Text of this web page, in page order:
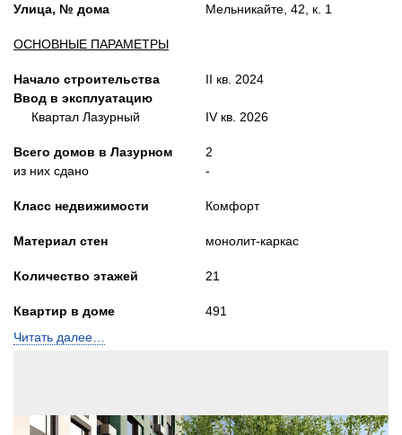
Улица, № дома
ОСНОВНЫЕ ПАРАМЕТРЫ
Начало строительства
Ввод в эксплуатацию
Квартал Лазурный
Всего домов в Лазурном
из них сдано
Класс недвижимости
Материал стен
Количество этажей
Квартир в доме
количество подъездов
Высота потолков, м
Мельникайте, 42, к. 1
II кв. 2024
IV кв. 2026
2
-
Комфорт
монолит-каркас
21
491
2,73
Читать далее…